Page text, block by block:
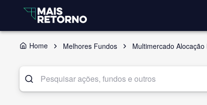
Home Melhores Fundos Multimercado Alocação